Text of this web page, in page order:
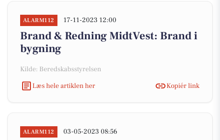
ALARM112 17-11-2023 12:00
Brand & Redning MidtVest: Brand i
bygning
Kilde: Beredskabsstyrelsen
Læs hele artiklen her
Kopiér link
ALARM112 03-05-2023 08:56